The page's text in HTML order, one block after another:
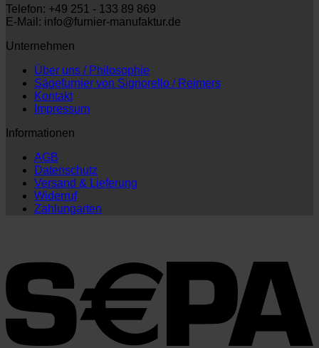
Telefon: +49 251 - 133 89 869
E-Mail: info@furnier-manufaktur.de
Unternehmen
Über uns / Philosophie
Sägefurnier von Signorello / Reimers
Kontakt
Impressum
Informationen
AGB
Datenschutz
Versand & Lieferung
Widerruf
Zahlungarten